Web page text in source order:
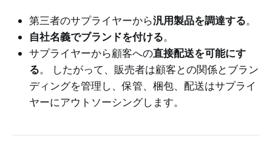
第三者のサプライヤーから汎用製品を調達する。
自社名義でブランドを付ける。
サプライヤーから顧客への直接配送を可能にす
る。 したがって、販売者は顧客との関係とブラン
ディングを管理し、保管、梱包、配送はサプライ
ヤーにアウトソーシングします。